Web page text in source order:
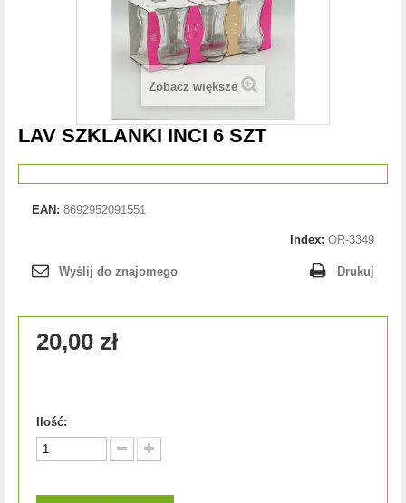
Zobacz większe
LAV SZKLANKI INCI 6 SZT
EAN: 8692952091551
Index: OR-3349
Wyślij do znajomego Drukuj
20,00 zł
Ilość: